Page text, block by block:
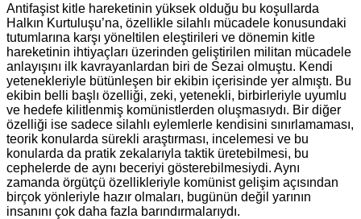
Antifaşist kitle hareketinin yüksek olduğu bu koşullarda
Halkın Kurtuluşu’na, özellikle silahlı mücadele konusundaki
tutumlarına karşı yöneltilen eleştirileri ve dönemin kitle
hareketinin ihtiyaçları üzerinden geliştirilen militan mücadele
anlayışını ilk kavrayanlardan biri de Sezai olmuştu. Kendi
yetenekleriyle bütünleşen bir ekibin içerisinde yer almıştı. Bu
ekibin belli başlı özelliği, zeki, yetenekli, birbirleriyle uyumlu
ve hedefe kilitlenmiş komünistlerden oluşmasıydı. Bir diğer
özelliği ise sadece silahlı eylemlerle kendisini sınırlamaması,
teorik konularda sürekli araştırması, incelemesi ve bu
konularda da pratik zekalarıyla taktik üretebilmesi, bu
cephelerde de aynı beceriyi gösterebilmesiydi. Aynı
zamanda örgütçü özellikleriyle komünist gelişim açısından
birçok yönleriyle hazır olmaları, bugünün değil yarının
insanını çok daha fazla barındırmalarıydı.